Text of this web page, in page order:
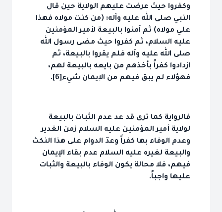
وكفروا حيث عرضت عليهم الولاية حين قال
النبي صلى الله عليه وآله: (من كنت مولاه فهذا
علي مولاه) ثم آمنوا بالبيعة لأمير المؤمنين
عليه السلام، ثم كفروا حيث مضى رسول الله
صلى الله عليه وآله فلم يقروا بالبيعة، ثم
ازدادوا كفراً بأخذهم من بايعه بالبيعة لهم،
فهؤلاء لم يبق فيهم من الإيمان شيء[6].
فالرواية كما ترى قد عد عدم الثبات بالبيعة
لولاية أمير المؤمنين عليه السلام زمن الغدير
وعدم الوفاء بها كفراً وعدّ الدوام على هذا النكث
والبيعة لغيره عليه السلام عدم بقاء الإيمان
فيهم، فلا محالة يكون الوفاء بالبيعة والثبات
عليها واجباً.